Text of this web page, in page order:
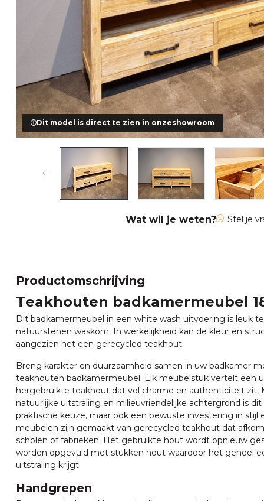
Dit model is direct te zien in onzeshowroom
Wat wil je weten? Stel je
Productomschrijving
Teakhouten badkamermeubel
Dit badkamermeubel in een white wash uitvoering is leuk
natuurstenen waskom. In werkelijkheid kan de kleur en
aangezien het een gerecycled teakhout.
Breng karakter en duurzaamheid samen in uw badkamer
teakhouten badkamermeubel. Elk meubelstuk vertelt een
hergebruikte teakhout dat vol charme en authenticiteit zit.
natuurlijke uitstraling en milieuvriendelijke achtergrond is
praktische keuze, maar ook een bewuste investering in stijl
meubelen zijn gemaakt van gerecycled teakhout dat
scholen of fabrieken. Het gebruikte hout wordt opnieuw
worden opgevuld met stukken hout waardoor het geheel
uitstraling krijgt
Handgrepen